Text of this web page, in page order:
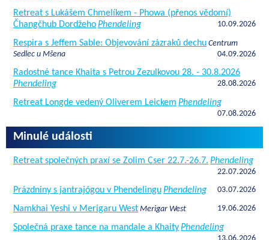
Retreat s Lukášem Chmelíkem - Phowa (přenos vědomí)
Čhangčhub DordžehoPhendeling 10.09.2026
Respira s Jeffem Sable: Objevování zázraků dechu Centrum
Sedlec u Mšena
04.09.2026
Radostné tance Khaita s Petrou Zezulkovou 28. - 30.8.2026
Phendeling
28.08.2026
Retreat Longde vedený Oliverem Leickem Phendeling
07.08.2026
Minulé události
Retreat společných praxí se Zolim Cser 22.7.-26.7. Phendeling
22.07.2026
Prázdniny s jantrajógou v PhendelinguPhendeling 03.07.2026
Namkhai Yeshi v Merigaru West Merigar West 19.06.2026
Společná praxe tance na mandale a KhaityPhendeling